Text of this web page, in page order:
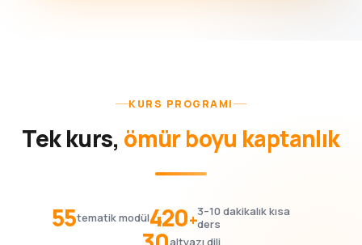
KURS PROGRAMI
Tek kurs, ömür boyu kaptanlık
55tematik modül420+3–10 dakikalık kısa
ders
altyazı dili